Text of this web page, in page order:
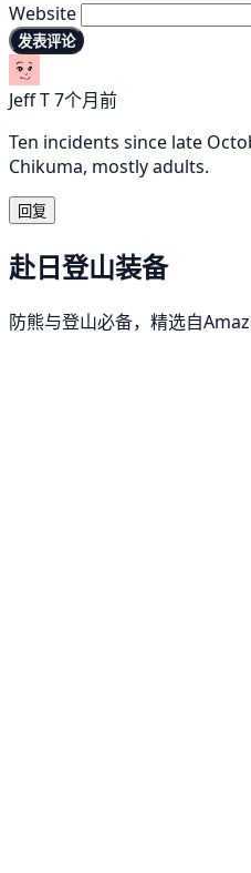
Website
发表评论
Jeff T7个月前
Ten incidents since late
Chikuma, mostly adults.
回复
赴日登山装备
防熊与登山必备，精选自